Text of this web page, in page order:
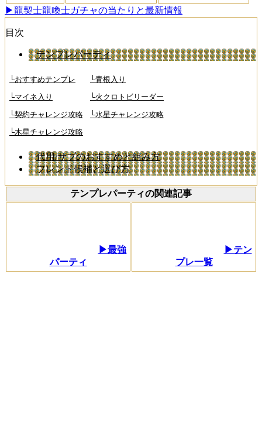
▶龍契士龍喚士ガチャの当たりと最新情報
目次
テンプレパーティ
└おすすめテンプレ
└青根入り
└マイネ入り
└火クロトビリーダー
└契約チャレンジ攻略
└水星チャレンジ攻略
└木星チャレンジ攻略
代用/サブのおすすめと組み方
フレンド候補と選び方
テンプレパーティの関連記事
▶最強
パーティ
▶テン
プレ一覧